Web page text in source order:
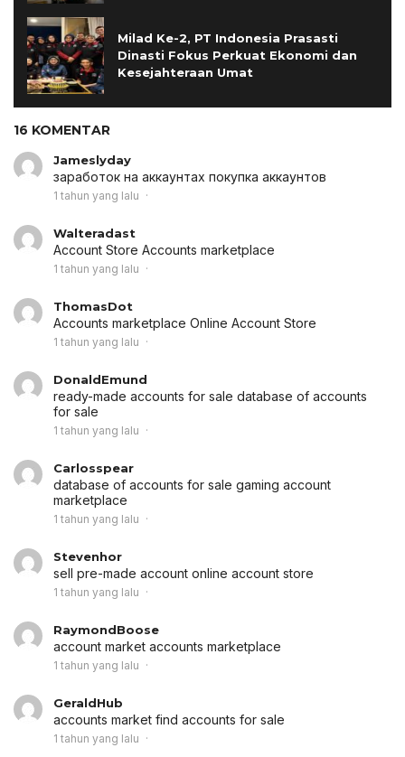
Milad Ke-2, PT Indonesia Prasasti
Dinasti Fokus Perkuat Ekonomi dan
Kesejahteraan Umat
16 KOMENTAR
Jameslyday
заработок на аккаунтах покупка аккаунтов
1 tahun yang lalu
Walteradast
Account Store Accounts marketplace
1 tahun yang lalu
ThomasDot
Accounts marketplace Online Account Store
1 tahun yang lalu
DonaldEmund
ready-made accounts for sale database of accounts
for sale
1 tahun yang lalu
Carlosspear
database of accounts for sale gaming account
marketplace
1 tahun yang lalu
Stevenhor
sell pre-made account online account store
1 tahun yang lalu
RaymondBoose
account market accounts marketplace
1 tahun yang lalu
GeraldHub
accounts market find accounts for sale
1 tahun yang lalu